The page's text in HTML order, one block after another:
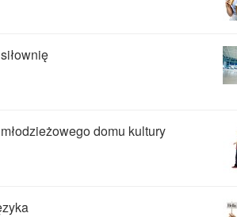
domu kultury